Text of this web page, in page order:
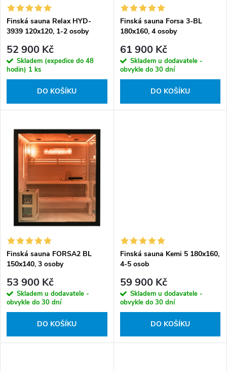
u
k
t
ů
d
u
k
t
ů
Finská sauna Relax HYD-
3939 120x120, 1-2 osoby
52 900 Kč
Skladem (expedice do 48
hodin) 1 ks
DO KOŠÍKU
Finská sauna Forsa 3-BL
180x160, 4 osoby
61 900 Kč
Skladem u dodavatele -
obvykle do 30 dní
DO KOŠÍKU
Finská sauna FORSA2 BL
150x140, 3 osoby
53 900 Kč
Skladem u dodavatele -
obvykle do 30 dní
DO KOŠÍKU
Finská sauna Kemi 5 180x160,
4-5 osob
59 900 Kč
Skladem u dodavatele -
obvykle do 30 dní
DO KOŠÍKU